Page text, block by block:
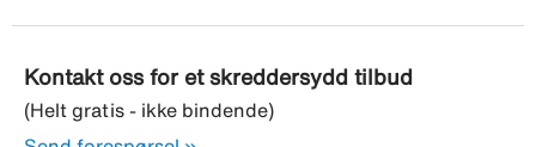
Kontakt oss for et skreddersydd tilbud
(Helt gratis - ikke bindende)